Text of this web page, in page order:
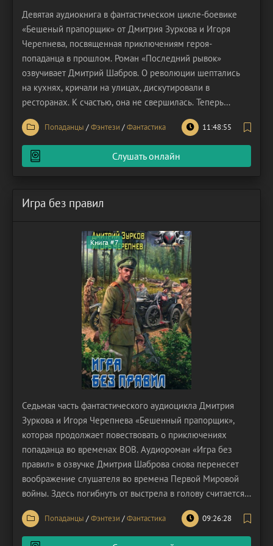
Девятая аудиокнига в фантастическом цикле-боевике
«Бешеный прапорщик» от Дмитрия Зуркова и Игоря
Черепнева, посвященная приключениям героя-
попаданца в прошлом. Роман «Последний рывок»
озвучивает Дмитрий Шабров. О революции шептались
на кухнях, кричали на улицах, дискутировали в
ресторанах. К счастью, она не свершилась. Теперь
предстоит навести порядок в стране, которую «друзья» с
Запада пытались всячески расшатать, намекая на
необходимость революционных действий. Благо, есть
кому решать эту
Попаданцы /Фэнтези /Фантастика 11:48:55
Слушать онлайн
Игра без правил
Книга #7
Седьмая часть фантастического аудиоцикла Дмитрия
Зуркова и Игоря Черепнева «Бешенный прапорщик»,
которая продолжает повествовать о приключениях
попаданца во временах ВОВ. Аудиороман «Игра без
правил» в озвучке Дмитрия Шаброва снова перенесет
воображение слушателя во времена Первой Мировой
войны. Здесь погибнуть от выстрела в голову считается
за милость, поскольку вокруг происходит кромешный
ад! Враги, союзные войска, Антанта, центральные
государства… Никому из них не выгодно, чтобы Россия
Попаданцы /Фэнтези /Фантастика 09:26:28